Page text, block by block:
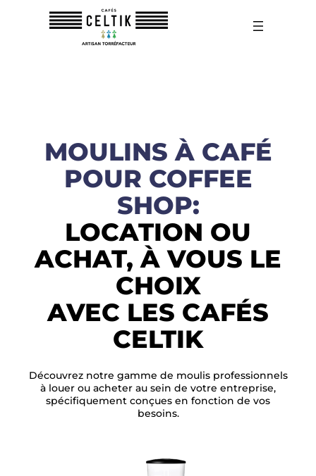
MOULINS À CAFÉ
POUR COFFEE
SHOP:
LOCATION OU
ACHAT, À VOUS LE
CHOIX
AVEC LES CAFÉS
CELTIK
Découvrez notre gamme de moulis professionnels
à louer ou acheter au sein de votre entreprise,
spécifiquement conçues en fonction de vos
besoins.